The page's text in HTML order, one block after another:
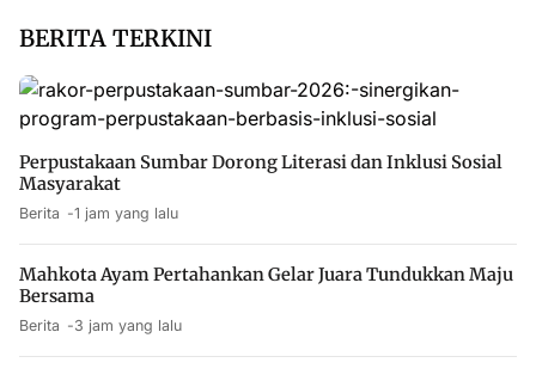
BERITA TERKINI
Perpustakaan Sumbar Dorong Literasi dan Inklusi Sosial
Masyarakat
Berita 1 jam yang lalu
Mahkota Ayam Pertahankan Gelar Juara Tundukkan Maju
Bersama
Berita 3 jam yang lalu